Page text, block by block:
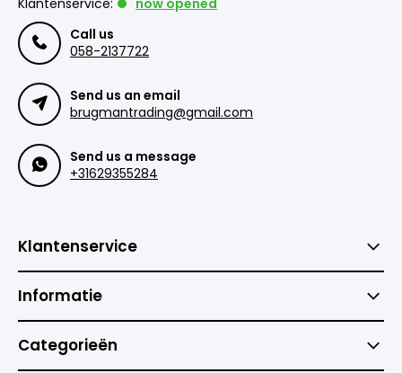
Klantenservice:
now opened
Call us
058-2137722
Send us an email
brugmantrading@gmail.com
Send us a message
+31629355284
Klantenservice
Informatie
Categorieën